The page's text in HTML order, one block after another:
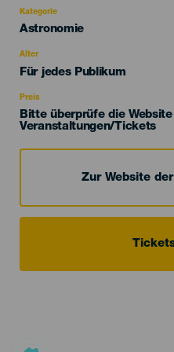
Kategorie
Categoría
evento
Astronomie
Alter
Edad
Für jedes Publikum
Preis
Bitte überprüfe die
Veranstaltungen/Tickets
Zur Website